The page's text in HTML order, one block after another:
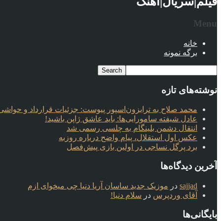
Menu
خانه
برگه نمونه
نوشته‌های تازه
محمد صلاح به ترابزون‌اسپور پیوست: جزئیات قرارداد و حواشی
عادل شیفته سامورایی‌ها: باید عاشق ژاپن باشید!
انتقال دشمن بلینگام به چلسی رسمی شد
عکس اول استقلال، پیام واضح درباره روزبه
برد پرگل نساجی در اولین بازی پیش‌فصل
آخرین دیدگاه‌ها
sajjad در موزیک جدید ساسان آریا دنیا چی میخوای ازم
آقای وردپرس در سلام دنیا!
بایگانی‌ها